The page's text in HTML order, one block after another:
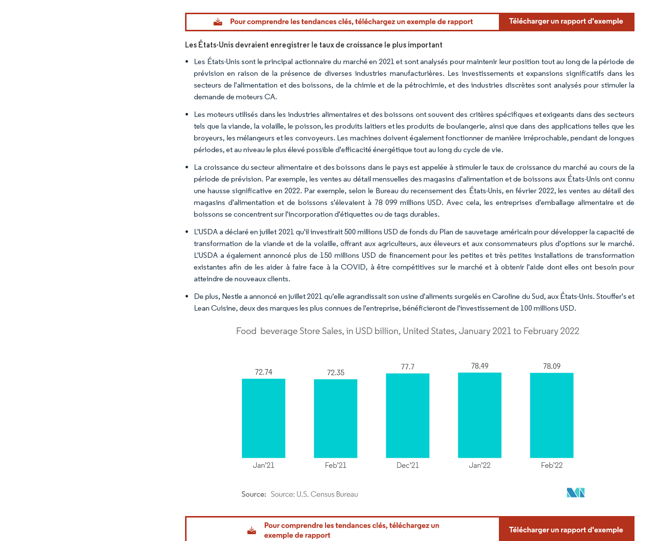
Image © Mordor Intelligence. La réutilisation nécessite une attribution sous CC BY 4.0.
Les États-Unis devraient enregistrer le taux de croissance le plus important
Les États-Unis sont le principal actionnaire du marché en 2021 et sont analysés pour maintenir leur position tout au long de la période de
prévision en raison de la présence de diverses industries manufacturières. Les investissements et expansions significatifs dans les
secteurs de l'alimentation et des boissons, de la chimie et de la pétrochimie, et des industries discrètes sont analysés pour stimuler la
demande de moteurs CA.
Les moteurs utilisés dans les industries alimentaires et des boissons ont souvent des critères spécifiques et exigeants dans des secteurs
tels que la viande, la volaille, le poisson, les produits laitiers et les produits de boulangerie, ainsi que dans des applications telles que les
broyeurs, les mélangeurs et les convoyeurs. Les machines doivent également fonctionner de manière irréprochable, pendant de longues
périodes, et au niveau le plus élevé possible d'efficacité énergétique tout au long du cycle de vie.
La croissance du secteur alimentaire et des boissons dans le pays est appelée à stimuler le taux de croissance du marché au cours de la
période de prévision. Par exemple, les ventes au détail mensuelles des magasins d'alimentation et de boissons aux États-Unis ont connu
une hausse significative en 2022. Par exemple, selon le Bureau du recensement des États-Unis, en février 2022, les ventes au détail des
magasins d'alimentation et de boissons s'élevaient à 78 099 millions USD. Avec cela, les entreprises d'emballage alimentaire et de
boissons se concentrent sur l'incorporation d'étiquettes ou de tags durables.
L'USDA a déclaré en juillet 2021 qu'il investirait 500 millions USD de fonds du Plan de sauvetage américain pour développer la capacité de
transformation de la viande et de la volaille, offrant aux agriculteurs, aux éleveurs et aux consommateurs plus d'options sur le marché.
L'USDA a également annoncé plus de 150 millions USD de financement pour les petites et très petites installations de transformation
existantes afin de les aider à faire face à la COVID, à être compétitives sur le marché et à obtenir l'aide dont elles ont besoin pour
atteindre de nouveaux clients.
De plus, Nestle a annoncé en juillet 2021 qu'elle agrandissait son usine d'aliments surgelés en Caroline du Sud, aux États-Unis. Stouffer's et
Lean Cuisine, deux des marques les plus connues de l'entreprise, bénéficieront de l'investissement de 100 millions USD.
Image © Mordor Intelligence. La réutilisation nécessite une attribution sous CC BY 4.0.